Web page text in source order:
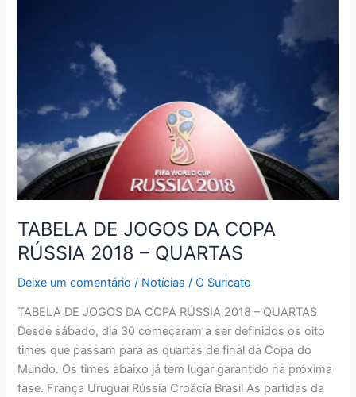
TABELA DE JOGOS DA COPA
RÚSSIA 2018 – QUARTAS
Deixe um comentário / Notícias /O Suricato
TABELA DE JOGOS DA COPA RÚSSIA 2018 – QUARTAS
Desde sábado, dia 30 começaram a ser definidos os oito
times que passam para as quartas de final da Copa do
Mundo. Os times abaixo já tem lugar garantido na próxima
fase. França Uruguai Rússia Croácia Brasil As partidas da